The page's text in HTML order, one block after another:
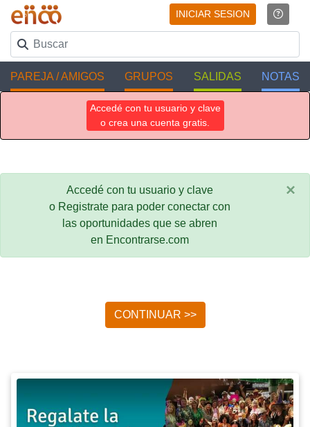
INICIAR SESION
PAREJA / AMIGOS GRUPOS SALIDAS NOTAS
Accedé con tu usuario y clave
o crea una cuenta gratis.
Accedé con tu usuario y clave
o Registrate para poder conectar con
las oportunidades que se abren
en Encontrarse.com
×
CONTINUAR >>